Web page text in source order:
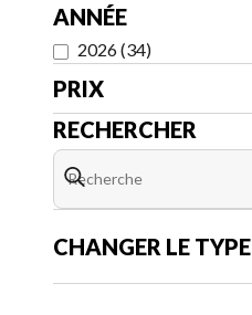
ANNÉE
2026(34)
PRIX
RECHERCHER
CHANGER LE TYPE